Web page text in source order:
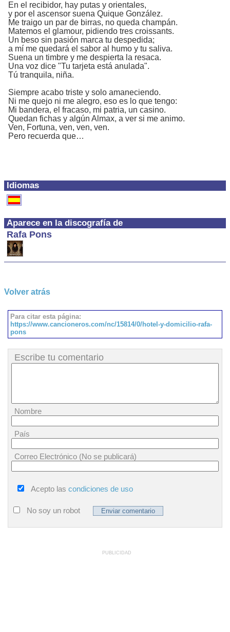
Idiomas
Aparece en la discografía de
Rafa Pons
En el recibidor, hay putas y orientales,
y por el ascensor suena Quique González.
Me traigo un par de birras, no queda champán.
Matemos el glamour, pidiendo tres croissants.
Un beso sin pasión marca tu despedida;
a mí me quedará el sabor al humo y tu saliva.
Suena un timbre y me despierta la resaca.
Una voz dice "Tu tarjeta está anulada".
Tú tranquila, niña.
Siempre acabo triste y solo amaneciendo.
Ni me quejo ni me alegro, eso es lo que tengo:
Mi bandera, el fracaso, mi patria, un casino.
Quedan fichas y algún Almax, a ver si me animo.
Ven, Fortuna, ven, ven, ven.
Pero recuerda que…
Volver atrás
Para citar esta página:
https://www.cancioneros.com/nc/15814/0/hotel-y-domicilio-rafa-
pons
Escribe tu comentario
Nombre
País
Correo Electrónico (No se publicará)
Acepto las condiciones de uso
No soy un robot
PUBLICIDAD